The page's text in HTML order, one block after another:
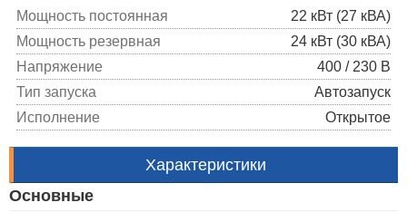
Мощность постоянная
22 кВт (27 кВА)
Мощность резервная
24 кВт (30 кВА)
Напряжение
400 / 230 В
Тип запуска
Автозапуск
Исполнение
Открытое
Характеристики
Основные